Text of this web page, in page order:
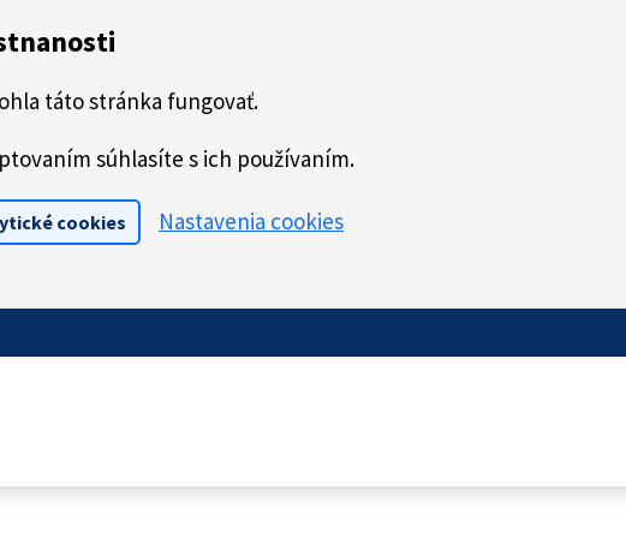
táto stránka fungovať.
súhlasíte s ich používaním.
cookies Nastavenia cookies